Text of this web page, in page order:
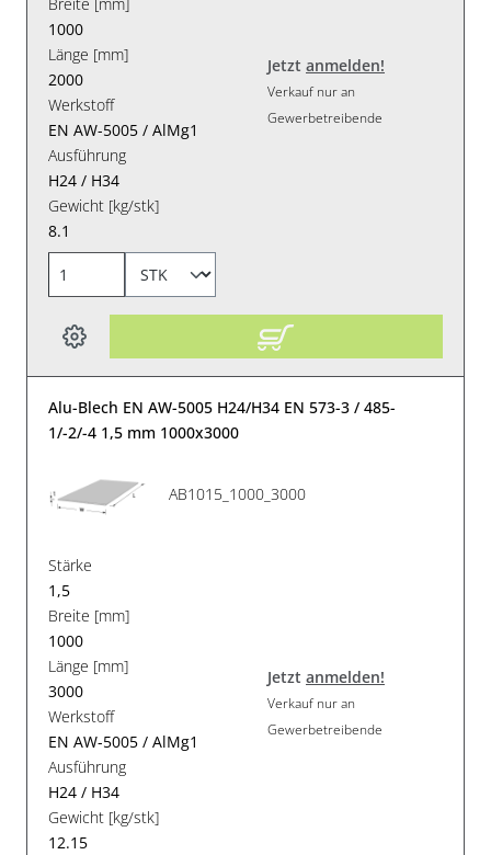
1000
Länge [mm]
2000
Werkstoff
EN AW-5005 / AlMg1
Ausführung
H24 / H34
Gewicht [kg/stk]
8.1
Jetzt anmelden!
Verkauf nur an
Gewerbetreibende
Alu-Blech EN AW-5005 H24/H34 EN 573-3 / 485-
1/-2/-4 1,5 mm 1000x3000
AB1015_1000_3000
Stärke
1,5
Breite [mm]
1000
Länge [mm]
3000
Werkstoff
EN AW-5005 / AlMg1
Ausführung
H24 / H34
Gewicht [kg/stk]
12.15
Jetzt anmelden!
Verkauf nur an
Gewerbetreibende